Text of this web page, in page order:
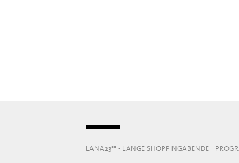
LANA23°° - LANGE SHOPPINGABENDE